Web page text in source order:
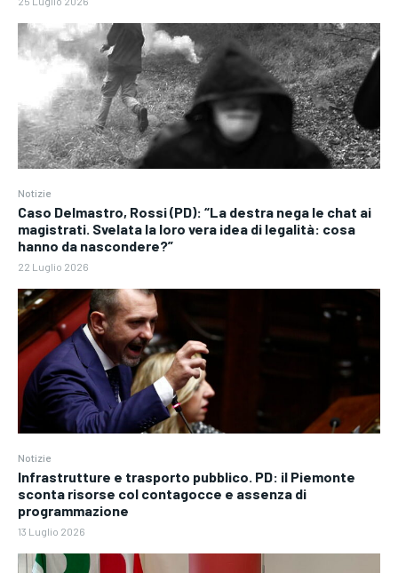
Notizie
Caso Delmastro, Rossi (PD): “La destra nega le chat ai
magistrati. Svelata la loro vera idea di legalità: cosa
hanno da nascondere?”
22 Luglio 2026
Notizie
Infrastrutture e trasporto pubblico. PD: il Piemonte
sconta risorse col contagocce e assenza di
programmazione
13 Luglio 2026